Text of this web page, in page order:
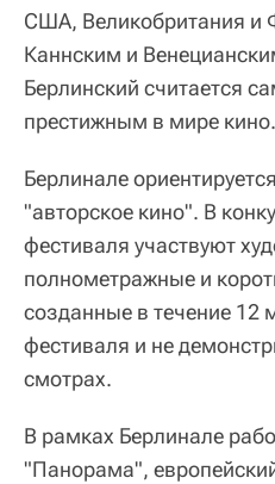
США, Великобритания и
Каннским и
Берлинский считается
престижным в мире кино.
Берлинале
"авторское кино". В
фестиваля участвуют
полнометражные и
созданные в течение 12
фестиваля и не
смотрах.
В рамках Берлинале
"Панорама",